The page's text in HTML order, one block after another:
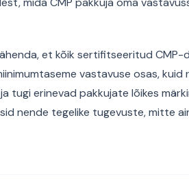
et kõik sertifitseeritud CMP-
vastavuse osas, kuid
tugi erinevad pakkujate lõikes
nende tegelike tugevuste, mitte